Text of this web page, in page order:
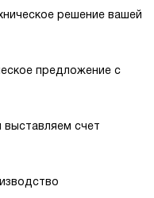
решение вашей
предложение с
счет